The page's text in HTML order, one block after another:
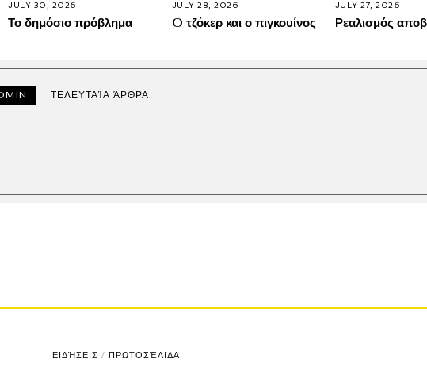
JULY 30, 2026
Το δημόσιο πρόβλημα
JULY 28, 2026
O τζόκερ και ο πιγκουίνος
JULY 27, 2026
Ρεαλισμός
ΤΕΛΕΥΤΑΊΑ ΆΡΘΡΑ
ΕΙΔΉΣΕΙΣ / ΠΡΩΤΟΣΈΛΙΔΑ